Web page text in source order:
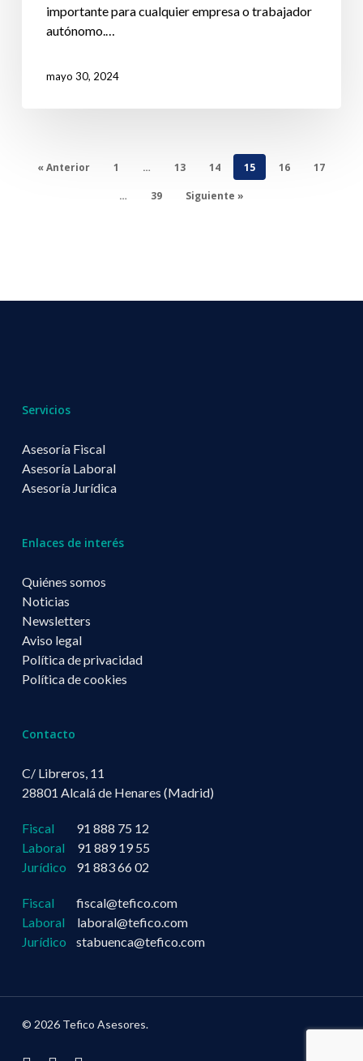
importante para cualquier empresa o trabajador
autónomo.…
mayo 30, 2024
« Anterior 1 … 13 14 15 16 17
… 39 Siguiente »
Servicios
Asesoría Fiscal
Asesoría Laboral
Asesoría Jurídica
Enlaces de interés
Quiénes somos
Noticias
Newsletters
Aviso legal
Política de privacidad
Política de cookies
Contacto
C/ Libreros, 11
28801 Alcalá de Henares (Madrid)
Fiscal 91 888 75 12
Laboral 91 889 19 55
Jurídico 91 883 66 02
Fiscal
fiscal@tefico.com
Laboral
laboral@tefico.com
Jurídico
stabuenca@tefico.com
© 2026 Tefico Asesores.